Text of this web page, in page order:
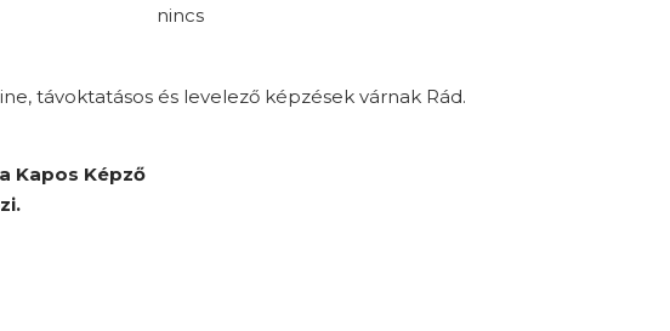
nincs
távoktatásos és levelező képzések várnak Rád.
Kapos Képző